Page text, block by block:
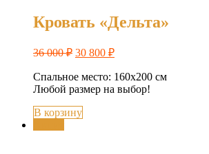
Кровать «Дельта»
36 000₽ 30 800 ₽
Спальное место: 160х200 см
Любой размер на выбор!
В корзину